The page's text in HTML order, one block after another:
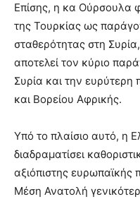
Επίσης, η κα Ούρσουλα
της Τουρκίας ως
σταθερότητας στη
αποτελεί τον κύριο
Συρία και την
και Βορείου Αφρικής.
Υπό το πλαίσιο αυτό, η
διαδραματίσει
αξιόπιστης ευρωπαϊκής
Μέση Ανατολή